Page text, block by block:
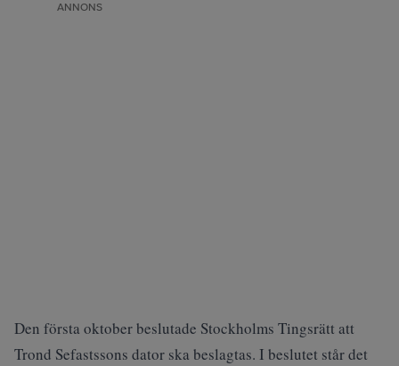
ANNONS
Den första oktober beslutade Stockholms Tingsrätt att
Trond Sefastssons dator ska beslagtas. I beslutet står det